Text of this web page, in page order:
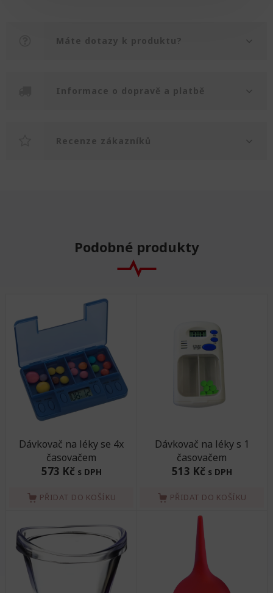
Máte dotazy k produktu?
Informace o dopravě a platbě
Recenze zákazníků
Podobné produkty
Dávkovač na léky se 4x
časovačem
573 Kč s DPH
PŘIDAT DO KOŠÍKU
Dávkovač na léky s 1
časovačem
513 Kč s DPH
PŘIDAT DO KOŠÍKU